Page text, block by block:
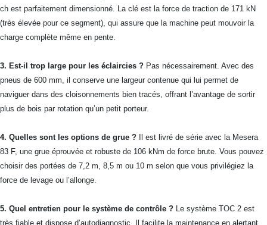
ch est parfaitement dimensionné. La clé est la force de traction de 171 kN
(très élevée pour ce segment), qui assure que la machine peut mouvoir la
charge complète même en pente.
3. Est-il trop large pour les éclaircies ? Pas nécessairement. Avec des
pneus de 600 mm, il conserve une largeur contenue qui lui permet de
naviguer dans des cloisonnements bien tracés, offrant l’avantage de sortir
plus de bois par rotation qu’un petit porteur.
4. Quelles sont les options de grue ? Il est livré de série avec la Mesera
83 F, une grue éprouvée et robuste de 106 kNm de force brute. Vous pouvez
choisir des portées de 7,2 m, 8,5 m ou 10 m selon que vous privilégiez la
force de levage ou l’allonge.
5. Quel entretien pour le système de contrôle ? Le système TOC 2 est
très fiable et dispose d’autodiagnostic. Il facilite la maintenance en alertant